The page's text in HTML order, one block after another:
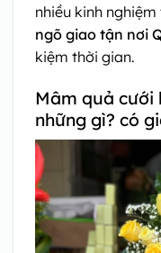
nhiều kinh
ngõ giao tận nơi
kiệm thời gian.
Mâm quả cưới
những gì? có